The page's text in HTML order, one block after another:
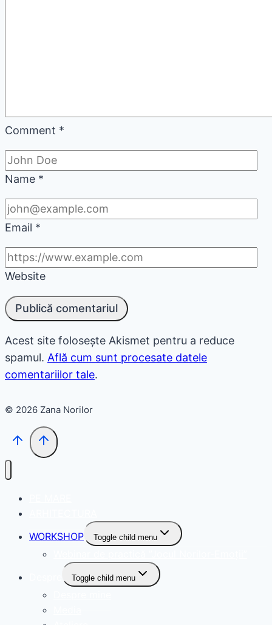
Comment *
Name *
Email *
Website
Acest site folosește Akismet pentru a reduce
spamul. Află cum sunt procesate datele
comentariilor tale.
© 2026 Zana Norilor
WORKSHOP
Toggle child menu
Toggle child menu